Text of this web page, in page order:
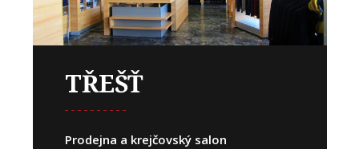
TŘEŠŤ
Prodejna a krejčovský salon